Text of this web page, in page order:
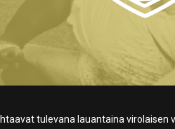
tulevana lauantaina